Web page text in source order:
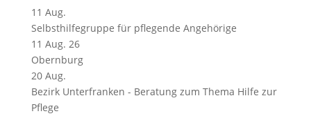
11 Aug.
Selbsthilfegruppe für pflegende Angehörige
11 Aug. 26
Obernburg
20 Aug.
Bezirk Unterfranken - Beratung zum Thema Hilfe zur
Pflege